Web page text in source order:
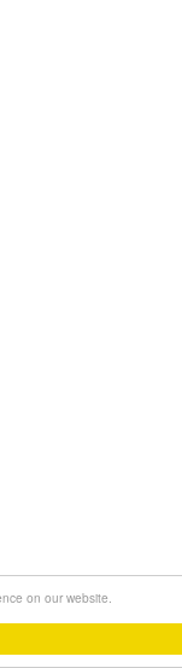
on our website.